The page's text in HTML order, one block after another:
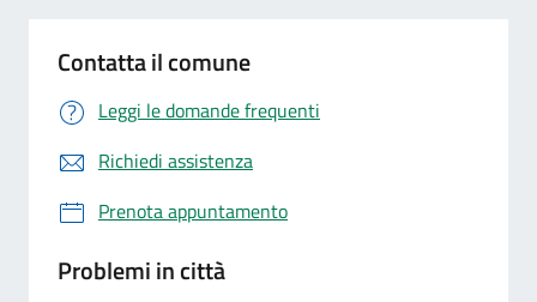
Contatta il comune
Leggi le domande frequenti
Richiedi assistenza
Prenota appuntamento
Problemi in città